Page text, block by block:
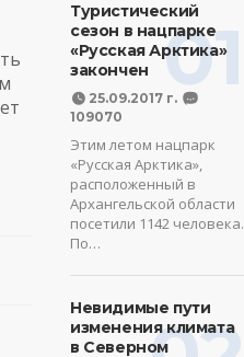
01
Туристический
сезон в нацпарке
«Русская Арктика»
закончен
25.09.2017 г.
109070
Этим летом нацпарк
«Русская Арктика»,
расположенный в
Архангельской области
посетили 1142 человека.
По…
Невидимые пути
изменения климата
в Северном